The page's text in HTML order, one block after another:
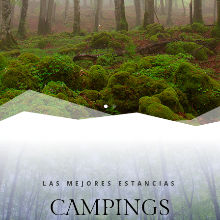
LAS MEJORES ESTANCIAS
CAMPINGS